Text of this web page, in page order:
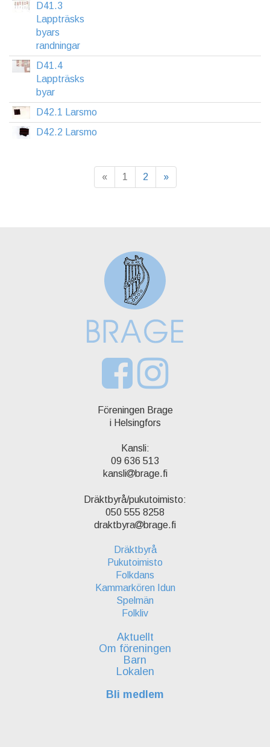
D41.3
Lappträsks
byars
randningar
D41.4
Lappträsks
byar
D42.1 Larsmo
D42.2 Larsmo
« 1 2 »
Föreningen Brage
i Helsingfors
Kansli:
09 636 513
kansli
brage.fi
Dräktbyrå/pukutoimisto:
050 555 8258
draktbyra
brage.fi
Dräktbyrå
Pukutoimisto
Folkdans
Kammarkören Idun
Spelmän
Folkliv
Aktuellt
Om föreningen
Barn
Lokalen
Bli medlem